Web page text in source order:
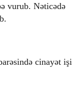
vurub. Nəticədə
cinayət işi